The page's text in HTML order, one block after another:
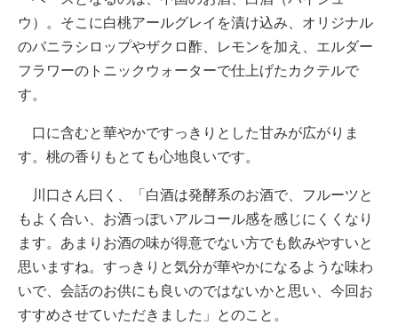
ウ）。そこに白桃アールグレイを漬け込み、オリジナル
のバニラシロップやザクロ酢、レモンを加え、エルダー
フラワーのトニックウォーターで仕上げたカクテルで
す。
口に含むと華やかですっきりとした甘みが広がりま
す。桃の香りもとても心地良いです。
川口さん曰く、「白酒は発酵系のお酒で、フルーツと
もよく合い、お酒っぽいアルコール感を感じにくくなり
ます。あまりお酒の味が得意でない方でも飲みやすいと
思いますね。すっきりと気分が華やかになるような味わ
いで、会話のお供にも良いのではないかと思い、今回お
すすめさせていただきました」とのこと。